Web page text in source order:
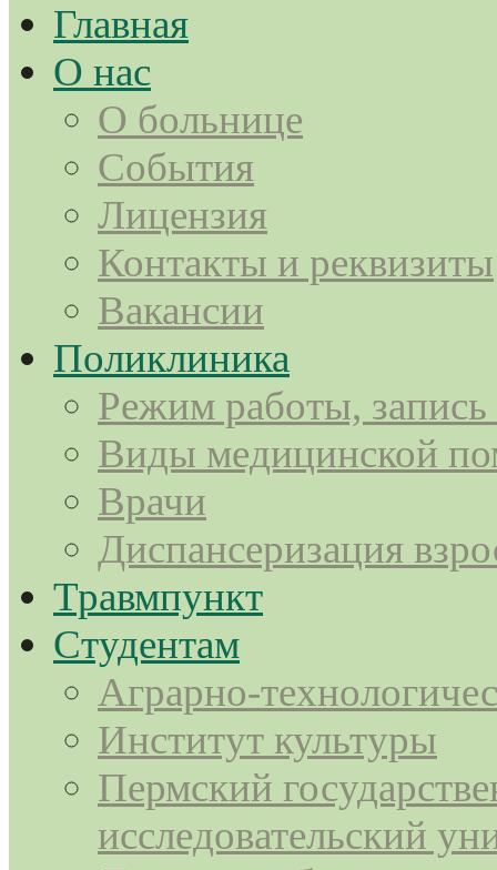
Главная
О нас
О больнице
События
Лицензия
Контакты и реквизиты
Вакансии
Поликлиника
Режим работы,
Виды медицинской
Врачи
Диспансеризация
Травмпункт
Студентам
Аграрно-
Институт культуры
Пермский
исследовательский